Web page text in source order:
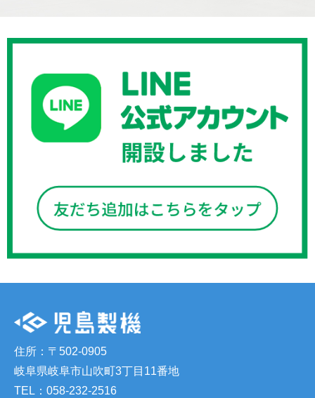
住所：〒502-0905
岐阜県岐阜市山吹町3丁目11番地
TEL：058-232-2516